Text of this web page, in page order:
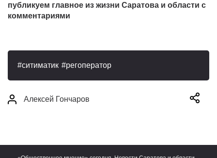
публикуем главное из жизни Саратова и области с
комментариями
ситиматик регоператор
Алексей Гончаров